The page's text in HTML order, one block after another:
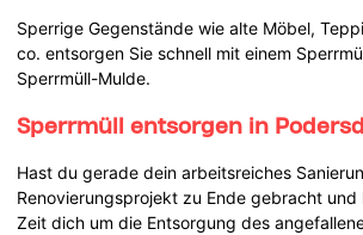
Sperrige Gegenstände wie alte Möbel,
co. entsorgen Sie schnell mit einem
Sperrmüll-Mulde.
Sperrmüll entsorgen in
Hast du gerade dein arbeitsreiches
Renovierungsprojekt zu Ende gebracht und
Zeit dich um die Entsorgung des